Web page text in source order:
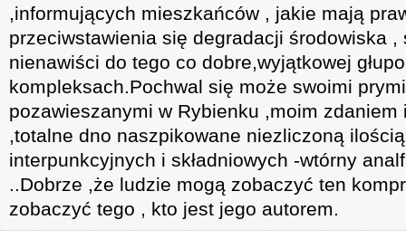
,informujących mieszkańców , jakie mają
przeciwstawienia się degradacji środowiska ,
nienawiści do tego co dobre,wyjątkowej
kompleksach.Pochwal się może swoimi
pozawieszanymi w Rybienku ,moim zdaniem
,totalne dno naszpikowane niezliczoną ilością
interpunkcyjnych i składniowych -wtórny
..Dobrze ,że ludzie mogą zobaczyć ten
zobaczyć tego , kto jest jego autorem.